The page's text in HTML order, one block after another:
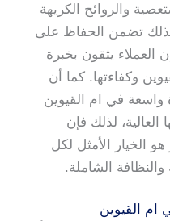
والروائح الكريهة
تضمن الحفاظ على
العملاء يثقون بخبرة
وكفاءتها. كما أن
في ام القيوين
لذلك فإن
الخيار الأمثل لكل
الشاملة.
القيوين